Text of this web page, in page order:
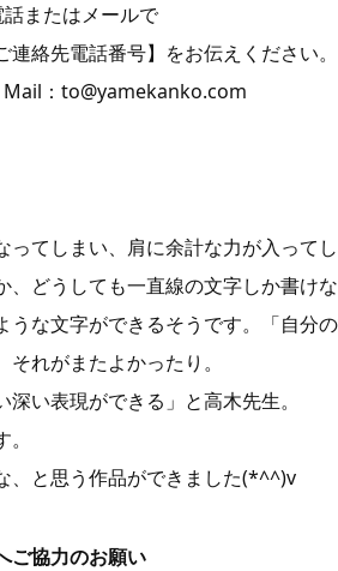
またはメールで
電話番号】をお伝えください。
to@yamekanko.com
てしまい、肩に余計な力が入ってし
どうしても一直線の文字しか書け
な文字ができるそうです。「自分
れがまたよかったり。
い表現ができる」と高木先生。
、と思う作品ができました(*^^)v
ご協力のお願い